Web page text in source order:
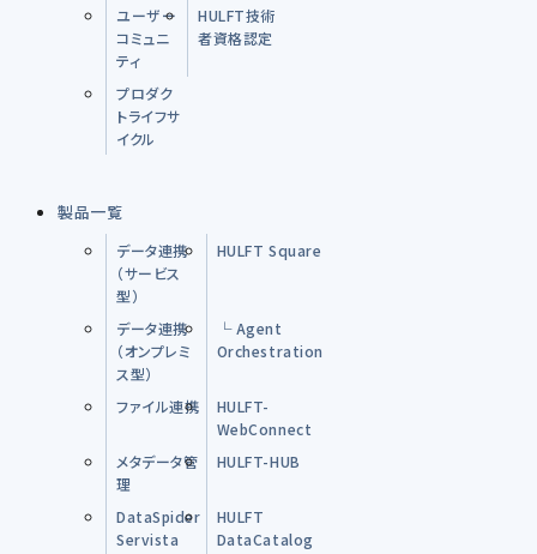
ユーザー
コミュニ
ティ
HULFT技術
者資格認定
プロダク
トライフサ
イクル
製品一覧
データ連携
（サービス
型）
HULFT Square
データ連携
（オンプレミ
ス型）
└ Agent
Orchestration
ファイル連携
HULFT-
WebConnect
メタデータ管
理
HULFT-HUB
DataSpider
Servista
HULFT
DataCatalog